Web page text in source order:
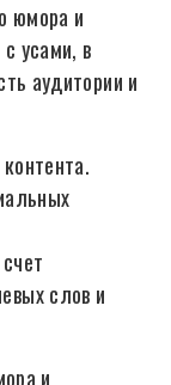
юмора и
усами, в
аудитории и
слов и
и